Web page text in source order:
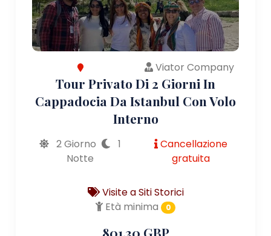
Viator Company
Tour Privato Di 2 Giorni In
Cappadocia Da Istanbul Con Volo
Interno
2 Giorno
1
Notte
Cancellazione
gratuita
Visite a Siti Storici
Età minima
0
801.30 GBP